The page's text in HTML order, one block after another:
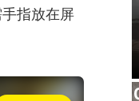
指放在屏